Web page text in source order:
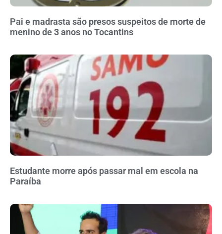
Pai e madrasta são presos suspeitos de morte de
menino de 3 anos no Tocantins
Estudante morre após passar mal em escola na
Paraíba